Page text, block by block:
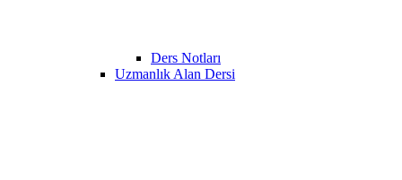
Ders Notları
Uzmanlık Alan Dersi